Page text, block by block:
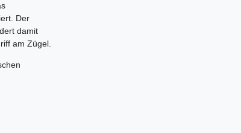
Der
damit
am Zügel.